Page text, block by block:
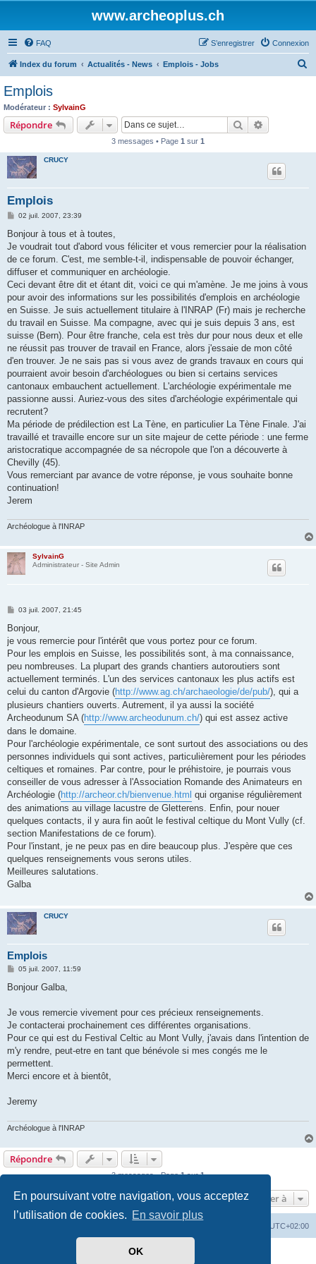
En poursuivant votre navigation, vous acceptez
l’utilisation de cookies. En savoir plus
OK
www.archeoplus.ch
FAQ Connexion
S’enregistrer
Index du forum Actualités - News Emplois - Jobs
Emplois
Modérateur : SylvainG
Répondre Rechercher
3 messages • Page 1 sur 1
CRUCY
Emplois
M
s
a
g
02 juil. 2007, 23:39
Bonjour à tous et à toutes,
Je voudrait tout d'abord vous féliciter et vous remercier pour la réalisation
de ce forum. C'est, me semble-t-il, indispensable de pouvoir échanger,
diffuser et communiquer en archéologie.
Ceci devant être dit et étant dit, voici ce qui m'amène. Je me joins à vous
pour avoir des informations sur les possibilités d'emplois en archéologie
en Suisse. Je suis actuellement titulaire à l'INRAP (Fr) mais je recherche
du travail en Suisse. Ma compagne, avec qui je suis depuis 3 ans, est
suisse (Bern). Pour être franche, cela est très dur pour nous deux et elle
ne réussit pas trouver de travail en France, alors j'essaie de mon côté
d'en trouver. Je ne sais pas si vous avez de grands travaux en cours qui
pourraient avoir besoin d'archéologues ou bien si certains services
cantonaux embauchent actuellement. L'archéologie expérimentale me
passionne aussi. Auriez-vous des sites d'archéologie expérimentale qui
recrutent?
Ma période de prédilection est La Tène, en particulier La Tène Finale. J'ai
travaillé et travaille encore sur un site majeur de cette période : une ferme
aristocratique accompagnée de sa nécropole que l'on a découverte à
Chevilly (45).
Vous remerciant par avance de votre réponse, je vous souhaite bonne
continuation!
Jerem
Archéologue à l'INRAP
SylvainG
Administrateur - Site Admin
M
s
a
g
03 juil. 2007, 21:45
Bonjour,
je vous remercie pour l'intérêt que vous portez pour ce forum.
Pour les emplois en Suisse, les possibilités sont, à ma connaissance,
peu nombreuses. La plupart des grands chantiers autoroutiers sont
actuellement terminés. L'un des services cantonaux les plus actifs est
celui du canton d'Argovie (http://www.ag.ch/archaeologie/de/pub/), qui a
plusieurs chantiers ouverts. Autrement, il ya aussi la société
Archeodunum SA (http://www.archeodunum.ch/) qui est assez active
dans le domaine.
Pour l'archéologie expérimentale, ce sont surtout des associations ou des
personnes individuels qui sont actives, particulièrement pour les périodes
celtiques et romaines. Par contre, pour le préhistoire, je pourrais vous
conseiller de vous adresser à l'Association Romande des Animateurs en
Archéologie (http://archeor.ch/bienvenue.html qui organise régulièrement
des animations au village lacustre de Gletterens. Enfin, pour nouer
quelques contacts, il y aura fin août le festival celtique du Mont Vully (cf.
section Manifestations de ce forum).
Pour l'instant, je ne peux pas en dire beaucoup plus. J'espère que ces
quelques renseignements vous serons utiles.
Meilleures salutations.
Galba
CRUCY
Emplois
M
s
g
05 juil. 2007, 11:59
Bonjour Galba,
Je vous remercie vivement pour ces précieux renseignements.
Je contacterai prochainement ces différentes organisations.
Pour ce qui est du Festival Celtic au Mont Vully, j'avais dans l'intention de
m'y rendre, peut-etre en tant que bénévole si mes congés me le
permettent.
Merci encore et à bientôt,
Jeremy
Archéologue à l'INRAP
Répondre
3 messages • Page1sur1
Aller à
UTC+02:00
phpBB ® Forum Software © phpBB Limited